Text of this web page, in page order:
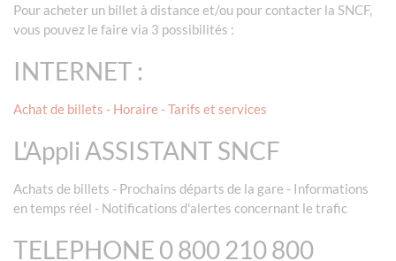
Pour acheter un billet à distance et/ou pour contacter la SNCF,
vous pouvez le faire via 3 possibilités :
INTERNET :
Achat de billets - Horaire - Tarifs et services
L'Appli ASSISTANT SNCF
Achats de billets - Prochains départs de la gare - Informations
en temps réel - Notifications d'alertes concernant le trafic
TELEPHONE 0 800 210 800